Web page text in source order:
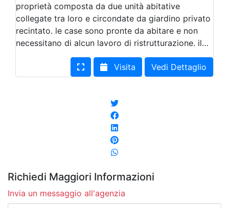
proprietà composta da due unità abitative
collegate tra loro e circondate da giardino privato
recintato. le case sono pronte da abitare e non
necessitano di alcun lavoro di ristrutturazione. il…
Visita Vedi Dettaglio
Richiedi Maggiori Informazioni
Invia un messaggio all'agenzia